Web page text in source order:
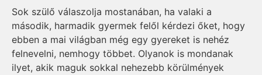
Sok szülő válaszolja mostanában, ha valaki a
második, harmadik gyermek felől kérdezi őket, hogy
ebben a mai világban még egy gyereket is nehéz
felnevelni, nemhogy többet. Olyanok is mondanak
ilyet, akik maguk sokkal nehezebb körülmények